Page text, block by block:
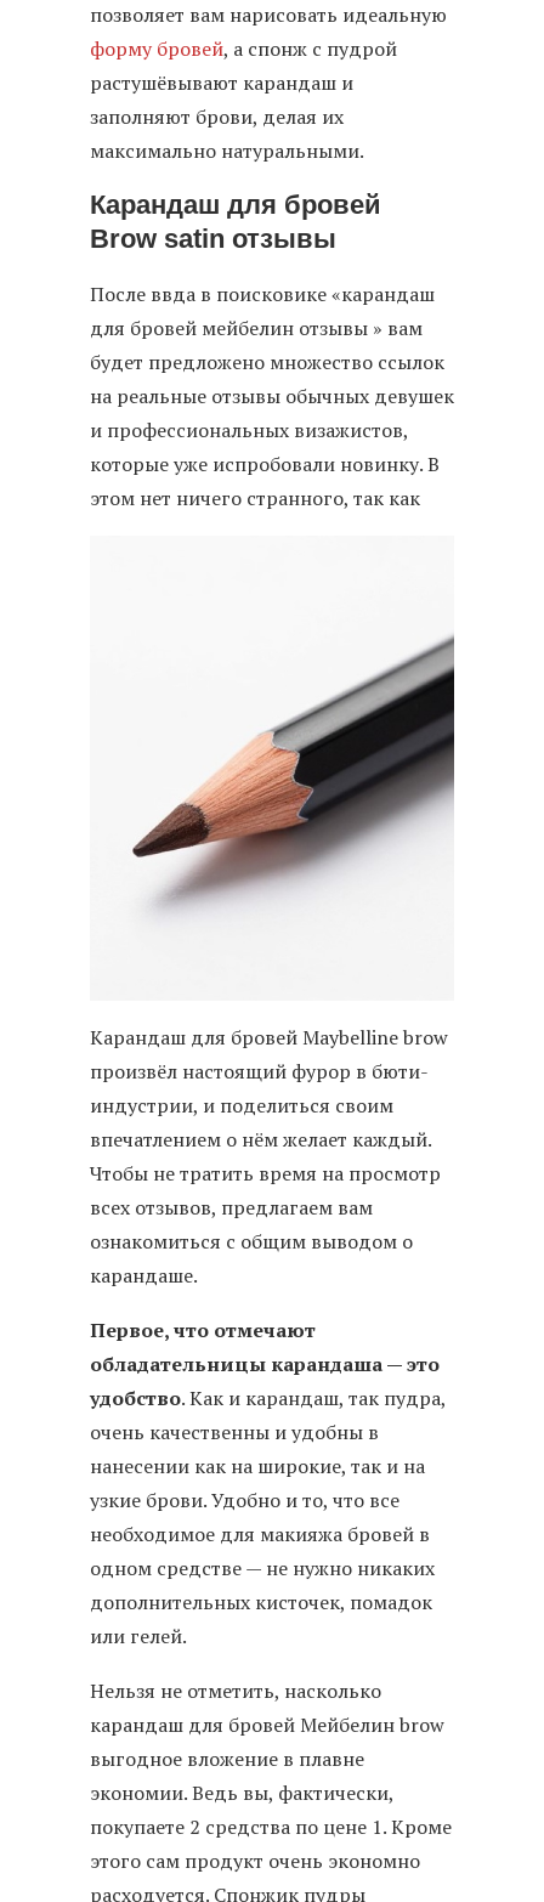
позволяет вам нарисовать идеальную
форму бровей, а спонж с пудрой
растушёвывают карандаш и
заполняют брови, делая их
максимально натуральными.
Карандаш для бровей
Brow satin отзывы
После ввда в поисковике «карандаш
для бровей мейбелин отзывы » вам
будет предложено множество ссылок
на реальные отзывы обычных девушек
и профессиональных визажистов,
которые уже испробовали новинку. В
этом нет ничего странного, так как
Карандаш для бровей Maybelline brow
произвёл настоящий фурор в бюти-
индустрии, и поделиться своим
впечатлением о нём желает каждый.
Чтобы не тратить время на просмотр
всех отзывов, предлагаем вам
ознакомиться с общим выводом о
карандаше.
Первое, что отмечают
обладательницы карандаша — это
удобство. Как и карандаш, так пудра,
очень качественны и удобны в
нанесении как на широкие, так и на
узкие брови. Удобно и то, что все
необходимое для макияжа бровей в
одном средстве — не нужно никаких
дополнительных кисточек, помадок
или гелей.
Нельзя не отметить, насколько
карандаш для бровей Мейбелин brow
выгодное вложение в плавне
экономии. Ведь вы, фактически,
покупаете 2 средства по цене 1. Кроме
этого сам продукт очень экономно
расходуется. Спонжик пудры